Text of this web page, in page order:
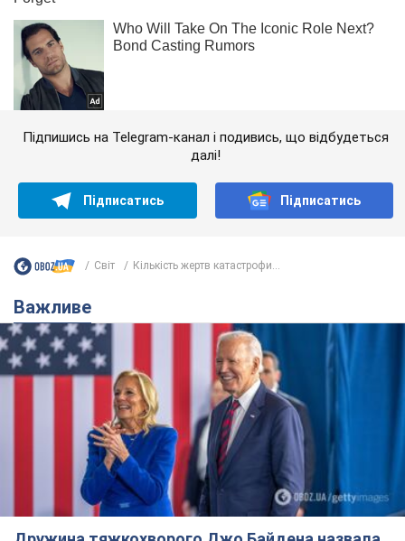
Підпишись на Telegram-канал і подивись, що відбудеться
далі!
Підписатись Підписатись
Світ Кількість жертв катастрофи...
Важливе